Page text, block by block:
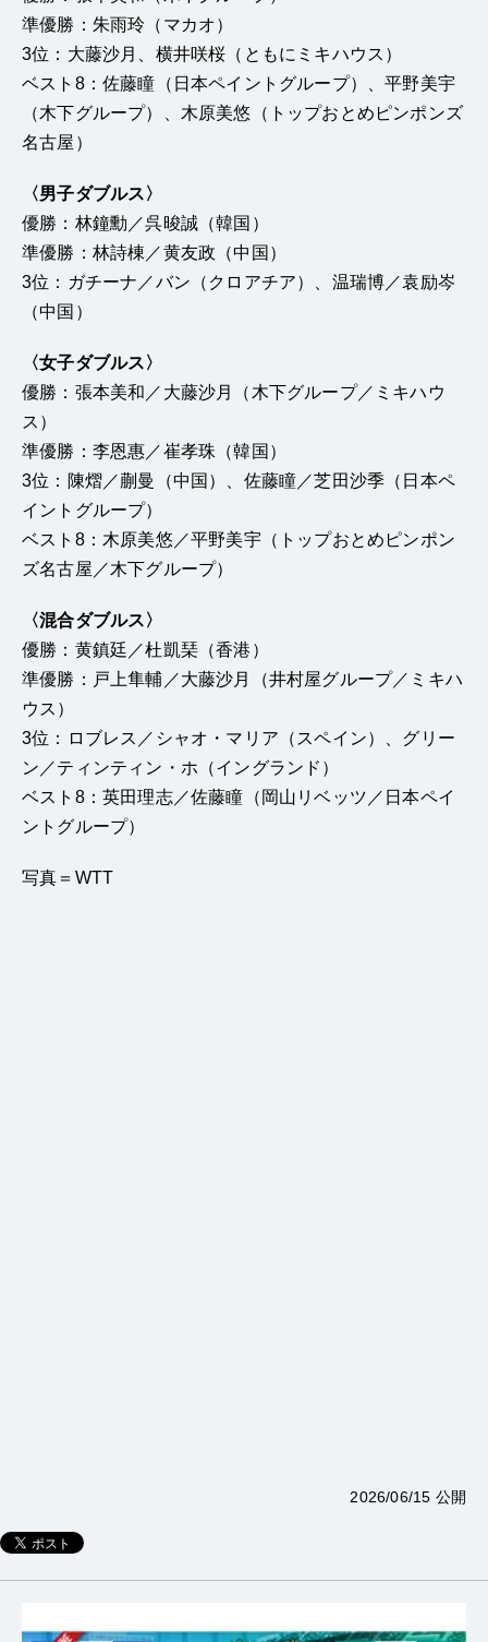
準優勝：朱雨玲（マカオ）
3位：大藤沙月、横井咲桜（ともにミキハウス）
ベスト8：佐藤瞳（日本ペイントグループ）、平野美宇
（木下グループ）、木原美悠（トップおとめピンポンズ
名古屋）
〈男子ダブルス〉
優勝：林鐘勳／呉晙誠（韓国）
準優勝：林詩棟／黄友政（中国）
3位：ガチーナ／バン（クロアチア）、温瑞博／袁励岑
（中国）
〈女子ダブルス〉
優勝：張本美和／大藤沙月（木下グループ／ミキハウ
ス）
準優勝：李恩惠／崔孝珠（韓国）
3位：陳熠／蒯曼（中国）、佐藤瞳／芝田沙季（日本ペ
イントグループ）
ベスト8：木原美悠／平野美宇（トップおとめピンポン
ズ名古屋／木下グループ）
〈混合ダブルス〉
優勝：黄鎮廷／杜凱琹（香港）
準優勝：戸上隼輔／大藤沙月（井村屋グループ／ミキハ
ウス）
3位：ロブレス／シャオ・マリア（スペイン）、グリー
ン／ティンティン・ホ（イングランド）
ベスト8：英田理志／佐藤瞳（岡山リベッツ／日本ペイ
ントグループ）
写真＝WTT
2026/06/15 公開